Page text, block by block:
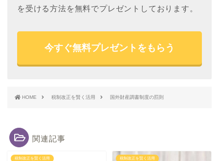
を受ける方法を無料でプレゼントしております。
今すぐ無料プレゼントをもらう
HOME 税制改正を賢く活用 国外財産調書制度の罰則
関連記事
税制改正を賢く活用 税制改正を賢く活用